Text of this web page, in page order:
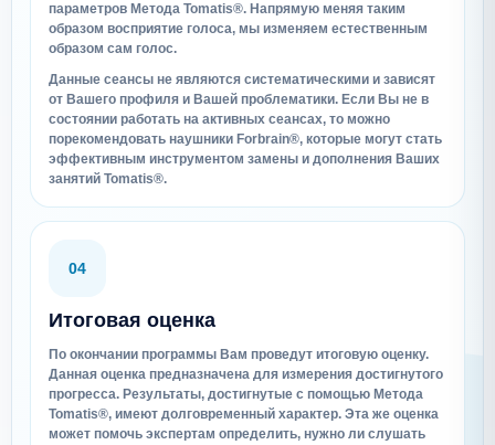
параметров Метода Tomatis®. Напрямую меняя таким
образом восприятие голоса, мы изменяем естественным
образом сам голос.
Данные сеансы не являются систематическими и зависят
от Вашего профиля и Вашей проблематики. Если Вы не в
состоянии работать на активных сеансах, то можно
порекомендовать наушники Forbrain®, которые могут стать
эффективным инструментом замены и дополнения Ваших
занятий Tomatis®.
04
Итоговая оценка
По окончании программы Вам проведут итоговую оценку.
Данная оценка предназначена для измерения достигнутого
прогресса. Результаты, достигнутые с помощью Метода
Tomatis®, имеют долговременный характер. Эта же оценка
может помочь экспертам определить, нужно ли слушать